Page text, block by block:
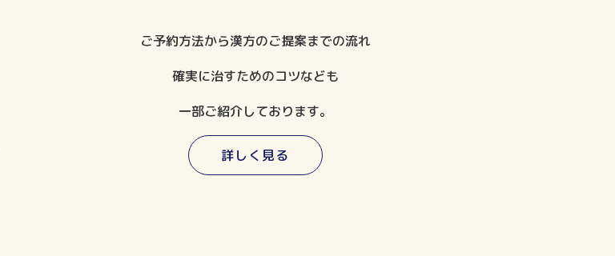
ご予約方法から漢方のご提案までの流れ
確実に治すためのコツなども
一部ご紹介しております。
詳しく見る